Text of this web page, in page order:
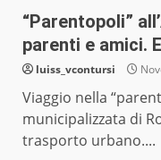
“Parentopoli”
parenti e amici.
luiss_vcontursi
Viaggio nella
municipalizzata di
trasporto urbano....